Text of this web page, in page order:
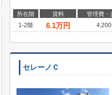
所在階 賃料 管理費・
1-2階
6.1万円 4,200
セレーノＣ